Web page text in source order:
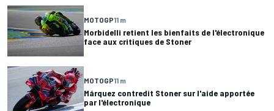
MOTOGP11 m
Morbidelli retient les bienfaits de l'électronique
face aux critiques de Stoner
MOTOGP11 m
Márquez contredit Stoner sur l'aide apportée
par l'électronique